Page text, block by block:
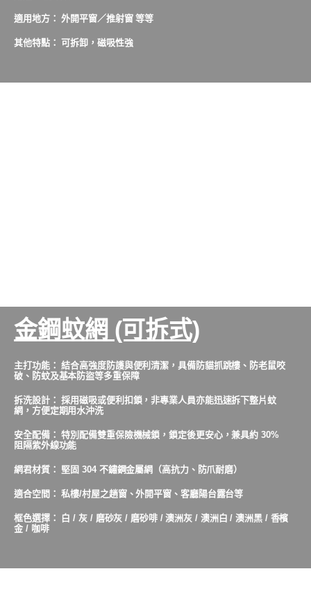
適用地方： 外開平窗／推射窗 等等
其他特點： 可拆卸，磁吸性強
金鋼蚊網 (可拆式)
主打功能： 結合高強度防護與便利清潔，具備防貓抓跳樓、防老鼠咬
破、防蚊及基本防盜等多重保障
拆洗設計： 採用磁吸或便利扣鎖，非專業人員亦能迅速拆下整片蚊
網，方便定期用水沖洗
安全配備： 特別配備雙重保險機械鎖，鎖定後更安心，兼具約 30%
阻隔紫外線功能
網君材質： 堅固 304 不鏽鋼金屬網（高抗力、防爪耐磨）
適合空間： 私樓/村屋之趟窗、外開平窗、客廳陽台露台等
框色選擇： 白 / 灰 / 磨砂灰 / 磨砂啡 / 澳洲灰 / 澳洲白 / 澳洲黑 / 香檳
金 / 咖啡